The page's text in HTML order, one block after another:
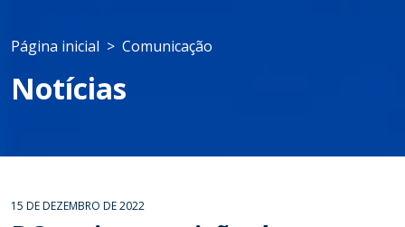
Página inicial Comunicação
Notícias
15 DE DEZEMBRO DE 2022